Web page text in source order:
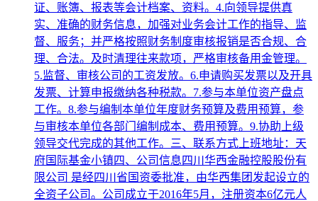
证、账簿、报表等会计档案、资料。4.向领导提供真
实、准确的财务信息，加强对业务会计工作的指导、监
督、服务；并严格按照财务制度审核报销是否合规、合
理、合法。及时清理往来款项，严格审核备用金管理。
5.监督、审核公司的工资发放。6.申请购买发票以及开具
发票、计算申报缴纳各种税款。7.参与本单位资产盘点
工作。8.参与编制本单位年度财务预算及费用预算，参
与审核本单位各部门编制成本、费用预算。9.协助上级
领导交代完成的其他工作。三、联系方式上班地址：天
府国际基金小镇四、公司信息四川华西金融控股股份有
限公司 是经四川省国资委批准，由华西集团发起设立的
全资子公司。公司成立于2016年5月，注册资本6亿元人